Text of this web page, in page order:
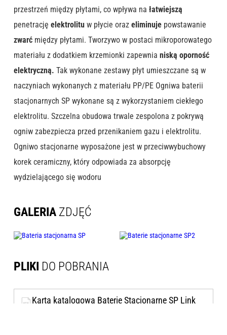
przestrzeń między płytami, co wpływa na łatwiejszą
penetrację elektrolitu w płycie oraz eliminujepowstawanie
zwarćmiędzy płytami. Tworzywo w postaci mikroporowatego
materiału z dodatkiem krzemionki zapewnia niską oporność
elektryczną. Tak wykonane zestawy płyt umieszczane są w
naczyniach wykonanych z materiału PP/PE Ogniwa baterii
stacjonarnych SP wykonane są z wykorzystaniem ciekłego
elektrolitu. Szczelna obudowa trwale zespolona z pokrywą
ogniw zabezpiecza przed przenikaniem gazu i elektrolitu.
Ogniwo stacjonarne wyposażone jest w przeciwwybuchowy
korek ceramiczny, który odpowiada za absorpcję
wydzielającego się wodoru
GALERIAZDJĘĆ
PLIKI DO POBRANIA
Karta katalogowa Baterie Stacjonarne SP Link